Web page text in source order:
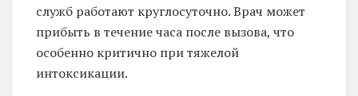
служб работают круглосуточно. Врач может
прибыть в течение часа после вызова, что
особенно критично при тяжелой
интоксикации.